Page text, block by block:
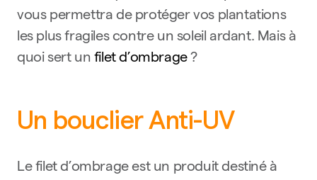
vous permettra de protéger vos plantations
les plus fragiles contre un soleil ardant. Mais à
quoi sert un filet d’ombrage?
Un bouclier Anti-UV
Le filet d’ombrage est un produit destiné à